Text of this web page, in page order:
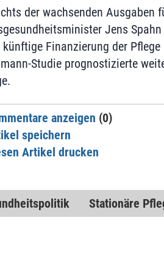
der wachsenden Ausgaben
Jens Spahn
künftige Finanzierung der Pflege
Studie prognostizierte
anzeigen (0)
speichern
Artikel drucken
Stationäre